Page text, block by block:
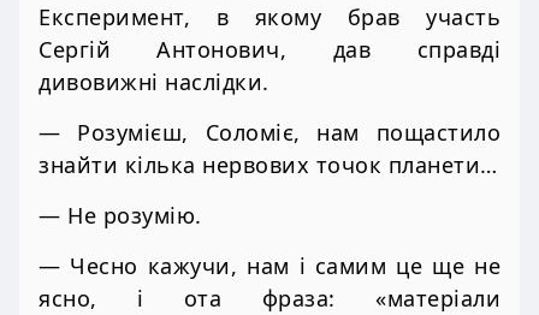
Експеримент, в якому брав участь
Сергій Антонович, дав справді
дивовижні наслідки.
— Розумієш, Соломіє, нам пощастило
знайти кілька нервових точок планети…
— Не розумію.
— Чесно кажучи, нам і самим це ще не
ясно, і ота фраза: «матеріали